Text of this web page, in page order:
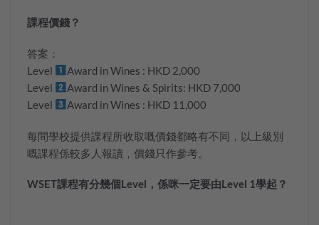
課程價錢？
答案：
Level
Award in Wines : HKD 2,000
Level
Award in Wines & Spirits: HKD 7,000
Level
Award in Wines : HKD 11 ,000
每間學校提供課程所收取嘅價錢都略有不同，以上級別
嘅課程係較多人報讀，價錢只作參考。
WSET課程有分幾個Level ，係咪一定要由Level 1學起？